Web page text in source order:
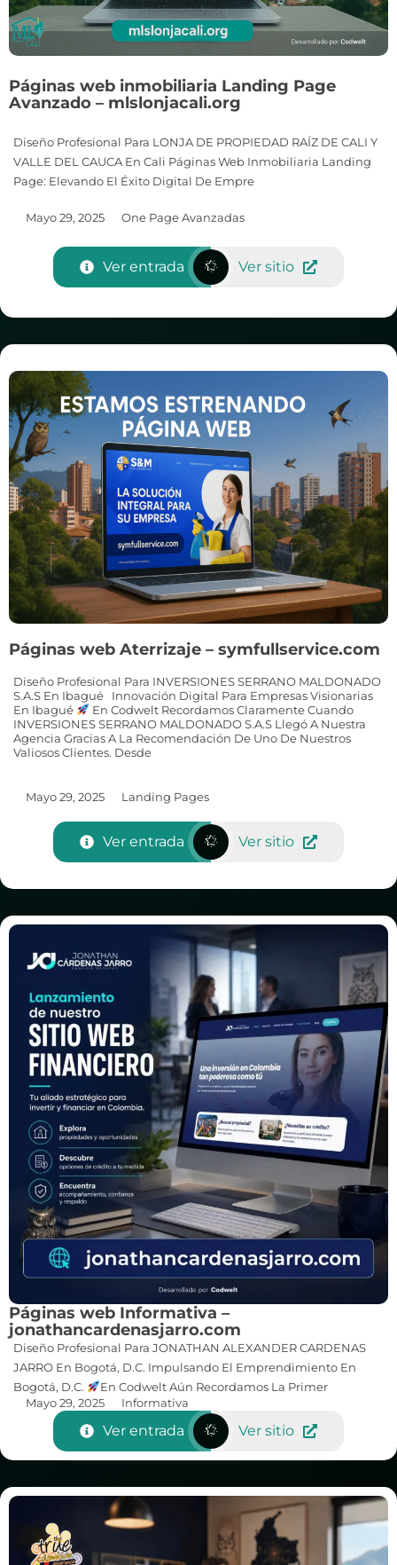
Páginas web inmobiliaria Landing Page
Avanzado – mlslonjacali.org
Diseño Profesional Para LONJA DE PROPIEDAD RAÍZ DE CALI Y
VALLE DEL CAUCA En Cali Páginas Web Inmobiliaria Landing
Page: Elevando El Éxito Digital De Empre
Mayo 29, 2025 One Page Avanzadas
Ver entrada Ver sitio
Páginas web Aterrizaje – symfullservice.com
Diseño Profesional Para INVERSIONES SERRANO MALDONADO
S.A.S En Ibagué Innovación Digital Para Empresas Visionarias
En Ibagué
En Codwelt Recordamos Claramente Cuando
INVERSIONES SERRANO MALDONADO S.A.S Llegó A Nuestra
Agencia Gracias A La Recomendación De Uno De Nuestros
Valiosos Clientes. Desde
Mayo 29, 2025 Landing Pages
Ver entrada Ver sitio
Páginas web Informativa –
jonathancardenasjarro.com
Diseño Profesional Para JONATHAN ALEXANDER CARDENAS
JARRO En Bogotá, D.C. Impulsando El Emprendimiento En
Bogotá, D.C.
En Codwelt Aún Recordamos La Primer
Mayo 29, 2025
Informativa
Ver entrada Ver sitio